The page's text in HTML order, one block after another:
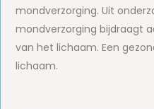
mondverzorging. Uit
mondverzorging bijdraagt
van het lichaam. Een
lichaam.